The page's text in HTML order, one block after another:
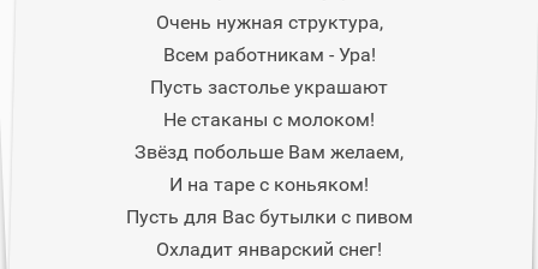
Очень нужная структура,
Всем работникам - Ура!
Пусть застолье украшают
Не стаканы с молоком!
Звёзд побольше Вам желаем,
И на таре с коньяком!
Пусть для Вас бутылки с пивом
Охладит январский снег!